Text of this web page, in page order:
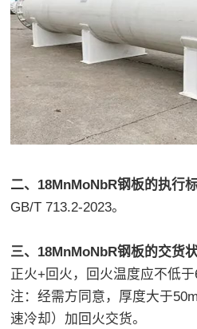
二、18MnMoNbR钢板的执行标
GB/T 713.2-2023。
三、18MnMoNbR钢板的交货状
正火+回火，回火温度应不低
注：经需方同意，厚度大于
速冷却）加回火交货。